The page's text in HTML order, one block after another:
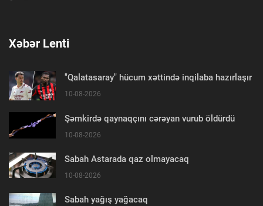
Xəbər Lenti
"Qalatasaray" hücum xəttində inqilaba hazırlaşır
10-08-2026
Şəmkirdə qaynaqçını cərəyan vurub öldürdü
10-08-2026
Sabah Astarada qaz olmayacaq
10-08-2026
Sabah yağış yağacaq